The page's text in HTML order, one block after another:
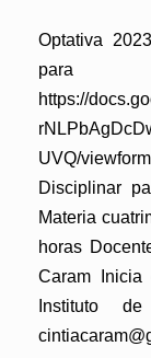
Optativa
para
https://
UVQ/
Disciplinar
Materia
horas
Caram
Instituto